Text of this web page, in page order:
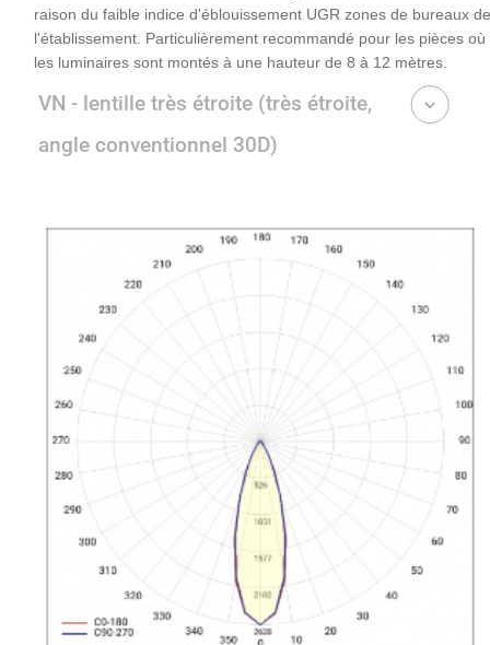
raison du faible indice d'éblouissement UGR zones de bureaux de
l'établissement. Particulièrement recommandé pour les pièces où
les luminaires sont montés à une hauteur de 8 à 12 mètres.
VN - lentille très étroite (très étroite,
angle conventionnel 30D)